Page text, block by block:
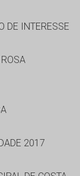
DE INTERESSE
2017